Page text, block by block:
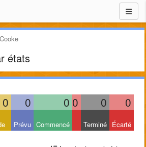
états
0 0 0 0 0 0
Prévu Commencé Terminé Écarté